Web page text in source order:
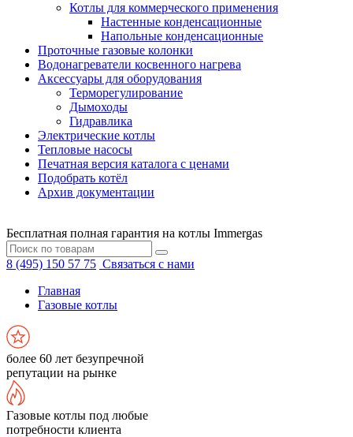
Котлы для коммерческого применения
Настенные конденсационные
Напольные конденсационные
Проточные газовые колонки
Водонагреватели косвенного нагрева
Аксессуары для оборудования
Терморегулирование
Дымоходы
Гидравлика
Электрические котлы
Тепловые насосы
Печатная версия каталога с ценами
Подобрать котёл
Архив документации
Бесплатная полная гарантия на котлы Immergas
8 (495) 150 57 75 Связаться с нами
Главная
Газовые котлы
более 60 лет безупречной
репутации на рынке
Газовые котлы под любые
потребности клиента